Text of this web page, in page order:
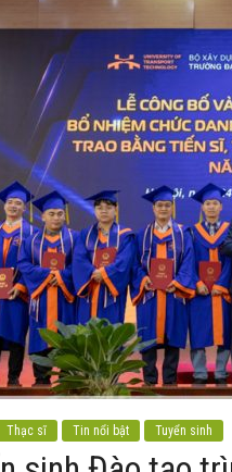
Thạc sĩ Tin nổi bật Tuyển sinh